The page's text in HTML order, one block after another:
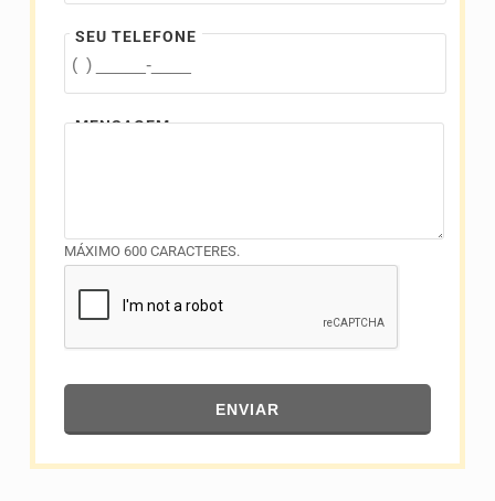
SEU TELEFONE
MENSAGEM
MÁXIMO 600 CARACTERES.
ENVIAR